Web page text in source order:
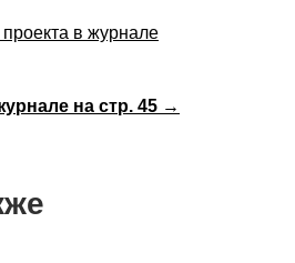
на стр. 45 →